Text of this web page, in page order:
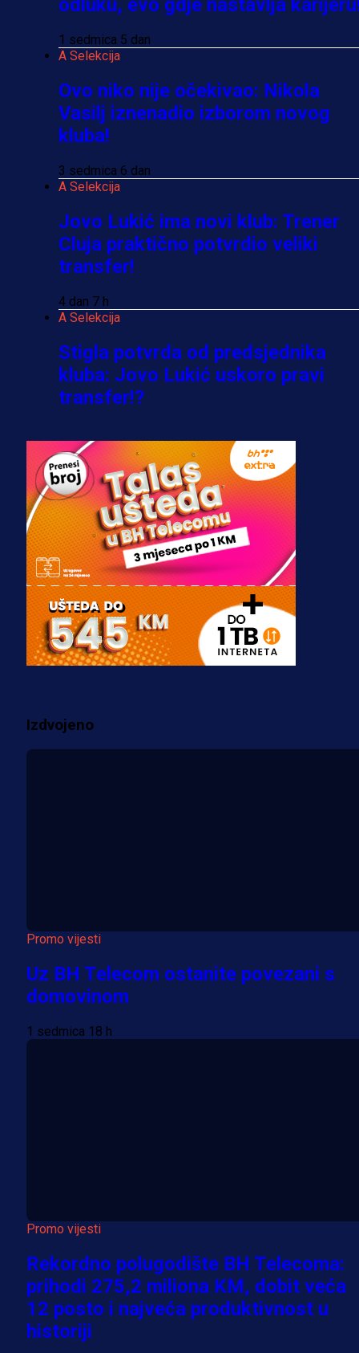
odluku, evo gdje nastavlja
1 sedmica 5 dan
A Selekcija
Ovo niko nije očekivao: Nikola
Vasilj iznenadio izborom novog
kluba!
3 sedmica 6 dan
A Selekcija
Jovo Lukić ima novi klub: Trener
Cluja praktično potvrdio veliki
transfer!
4 dan 7 h
A Selekcija
Stigla potvrda od predsjednika
kluba: Jovo Lukić uskoro pravi
transfer!?
A Selekcija
Zmajevi dobili veliko pojačanje:
Fudbaler Olympiacosa želi obući
dres BiH!
3 sedmica 4 dan
Premijer liga BiH
Misimović priveden: SIPA ga tereti
za pranje novca, pretresaju
prostorije FK Borac!
Više vijesti
Izdvojeno
Promo vijesti
Uz BH Telecom ostanite povezani s
domovinom
1 sedmica 18 h
Promo vijesti
Rekordno polugodište BH Telecoma:
prihodi 275,2 miliona KM, dobit veća
12 posto i najveća produktivnost u
historiji